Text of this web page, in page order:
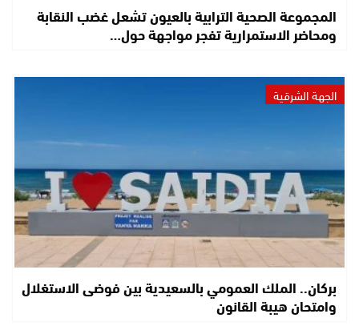
المجموعة الصحية الترابية بالعيون تشعل غضب النقابة
ومحاضر الاستمرارية تفجر مواجهة حول…
الجهة الشرقية
بركان.. الملك العمومي بالسعيدية بين فوضى الاستغلال
وامتحان هيبة القانون